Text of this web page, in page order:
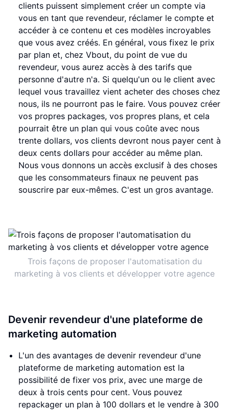
clients puissent simplement créer un compte via
vous en tant que revendeur, réclamer le compte et
accéder à ce contenu et ces modèles incroyables
que vous avez créés. En général, vous fixez le prix
par plan et, chez Vbout, du point de vue du
revendeur, vous aurez accès à des tarifs que
personne d'autre n'a. Si quelqu'un ou le client avec
lequel vous travaillez vient acheter des choses chez
nous, ils ne pourront pas le faire. Vous pouvez créer
vos propres packages, vos propres plans, et cela
pourrait être un plan qui vous coûte avec nous
trente dollars, vos clients devront nous payer cent à
deux cents dollars pour accéder au même plan.
Nous vous donnons un accès exclusif à des choses
que les consommateurs finaux ne peuvent pas
souscrire par eux-mêmes. C'est un gros avantage.
Trois façons de proposer l'automatisation du
marketing à vos clients et développer votre agence
Devenir revendeur d'une plateforme de
marketing automation
L'un des avantages de devenir revendeur d'une
plateforme de marketing automation est la
possibilité de fixer vos prix, avec une marge de
deux à trois cents pour cent. Vous pouvez
repackager un plan à 100 dollars et le vendre à 300